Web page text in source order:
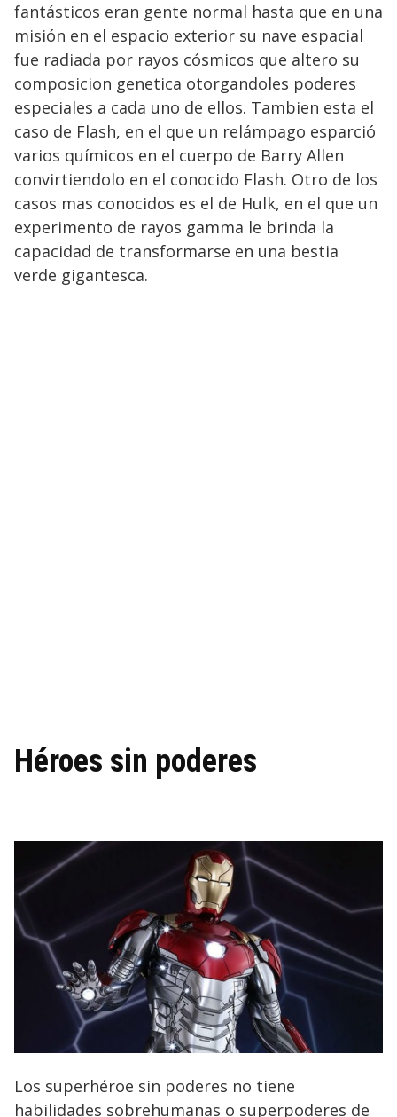
fantásticos eran gente normal hasta que en una
misión en el espacio exterior su nave espacial
fue radiada por rayos cósmicos que altero su
composicion genetica otorgandoles poderes
especiales a cada uno de ellos. Tambien esta el
caso de Flash, en el que un relámpago esparció
varios químicos en el cuerpo de Barry Allen
convirtiendolo en el conocido Flash. Otro de los
casos mas conocidos es el de Hulk, en el que un
experimento de rayos gamma le brinda la
capacidad de transformarse en una bestia
verde gigantesca.
Héroes sin poderes
Los superhéroe sin poderes no tiene
habilidades sobrehumanas o superpoderes de